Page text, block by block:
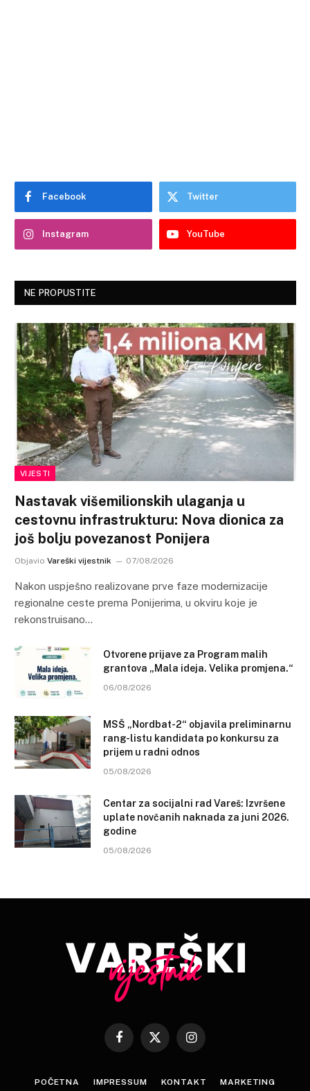
Facebook Twitter
Instagram YouTube
NE PROPUSTITE
VIJESTI
Nastavak višemilionskih ulaganja u
cestovnu infrastrukturu: Nova dionica za
još bolju povezanost Ponijera
Objavio Vareški vijestnik 07/08/2026
Nakon uspješno realizovane prve faze modernizacije
regionalne ceste prema Ponijerima, u okviru koje je
rekonstruisano…
Otvorene prijave za Program malih
grantova „Mala ideja. Velika promjena.“
06/08/2026
MSŠ „Nordbat-2“ objavila preliminarnu
rang-listu kandidata po konkursu za
prijem u radni odnos
05/08/2026
Centar za socijalni rad Vareš: Izvršene
uplate novčanih naknada za juni 2026.
godine
05/08/2026
Facebook
X
Instagram
POČETNA IMPRESSUM KONTAKT MARKETING